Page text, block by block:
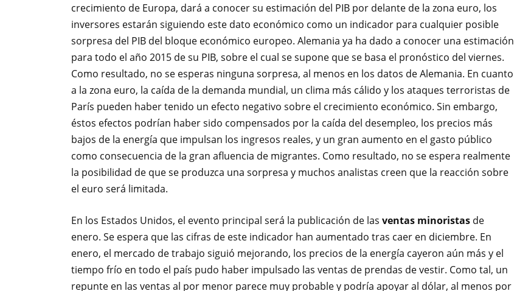
crecimiento de Europa, dará a conocer su estimación del PIB por delante de la zona euro, los
inversores estarán siguiendo este dato económico como un indicador para cualquier posible
sorpresa del PIB del bloque económico europeo. Alemania ya ha dado a conocer una estimación
para todo el año 2015 de su PIB, sobre el cual se supone que se basa el pronóstico del viernes.
Como resultado, no se esperas ninguna sorpresa, al menos en los datos de Alemania. En cuanto
a la zona euro, la caída de la demanda mundial, un clima más cálido y los ataques terroristas de
París pueden haber tenido un efecto negativo sobre el crecimiento económico. Sin embargo,
éstos efectos podrían haber sido compensados por la caída del desempleo, los precios más
bajos de la energía que impulsan los ingresos reales, y un gran aumento en el gasto público
como consecuencia de la gran afluencia de migrantes. Como resultado, no se espera realmente
la posibilidad de que se produzca una sorpresa y muchos analistas creen que la reacción sobre
el euro será limitada.
En los Estados Unidos, el evento principal será la publicación de las ventas minoristas de
enero. Se espera que las cifras de este indicador han aumentado tras caer en diciembre. En
enero, el mercado de trabajo siguió mejorando, los precios de la energía cayeron aún más y el
tiempo frío en todo el país pudo haber impulsado las ventas de prendas de vestir. Como tal, un
repunte en las ventas al por menor parece muy probable y podría apoyar al dólar, al menos por